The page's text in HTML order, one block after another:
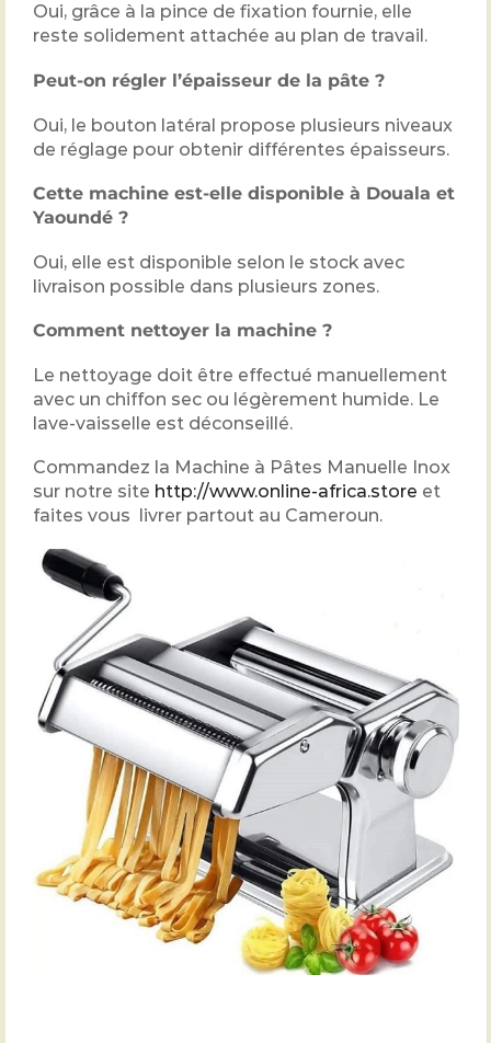
Oui, grâce à la pince de fixation fournie, elle
reste solidement attachée au plan de travail.
Peut-on régler l’épaisseur de la pâte ?
Oui, le bouton latéral propose plusieurs niveaux
de réglage pour obtenir différentes épaisseurs.
Cette machine est-elle disponible à Douala et
Yaoundé ?
Oui, elle est disponible selon le stock avec
livraison possible dans plusieurs zones.
Comment nettoyer la machine ?
Le nettoyage doit être effectué manuellement
avec un chiffon sec ou légèrement humide. Le
lave-vaisselle est déconseillé.
Commandez la Machine à Pâtes Manuelle Inox
sur notre site http://www.online-africa.store et
faites vous livrer partout au Cameroun.